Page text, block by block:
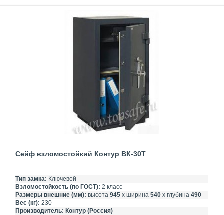
Сейф взломостойкий Контур ВК-30Т
Тип замка: Ключевой
Взломостойкость (по ГОСТ): 2 класс
Размеры внешние (мм): высота 945 х ширина 540 х глубина 490
Вес (кг): 230
Производитель: Контур (Россия)